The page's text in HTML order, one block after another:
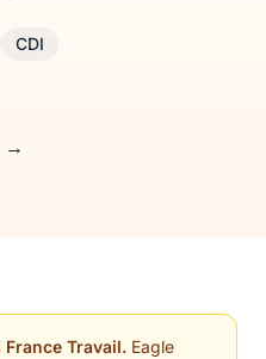
CDI
→
Travail. Eagle